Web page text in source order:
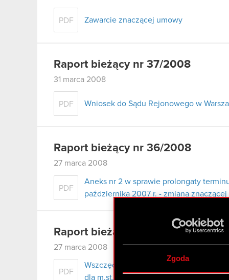
Zgoda
PDF Zawarcie znaczącej umowy
Raport bieżący nr 37/2008
31 marca 2008
PDF Wniosek do Sądu Rejonowego w
Raport bieżący nr 36/2008
27 marca 2008
PDF
Aneks nr 2 w sprawie prolongaty
października 2007 r. - zmiana
Raport bieżący nr 35/2008
27 marca 2008
PDF
Wszczęcie postępowania
dla m.st. Warszawy i zajęcie rachunku